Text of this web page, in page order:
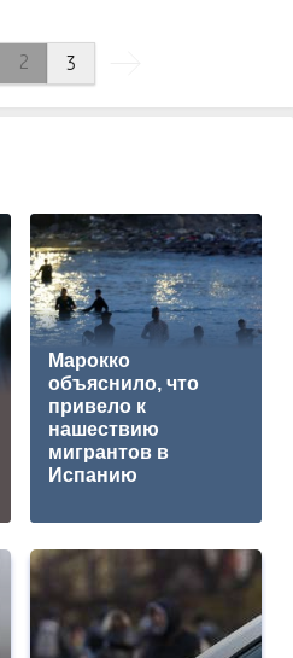
2 3
Марокко
объяснило, что
привело к
нашествию
мигрантов в
Испанию